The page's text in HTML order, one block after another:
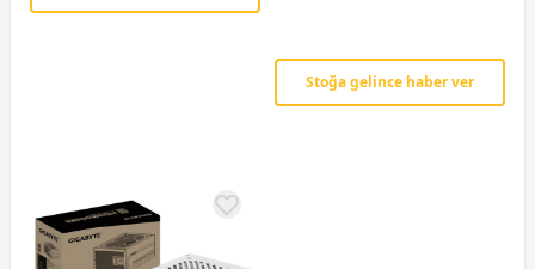
Stoğa gelince haber ver